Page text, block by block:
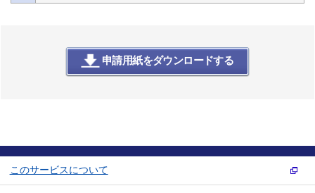
申請用紙をダウンロードする
このサービスについて